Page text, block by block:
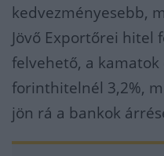
kedvezményesebb,
Jövő Exportőrei hitel
felvehető, a
forinthitelnél 3,2%,
jön rá a bankok